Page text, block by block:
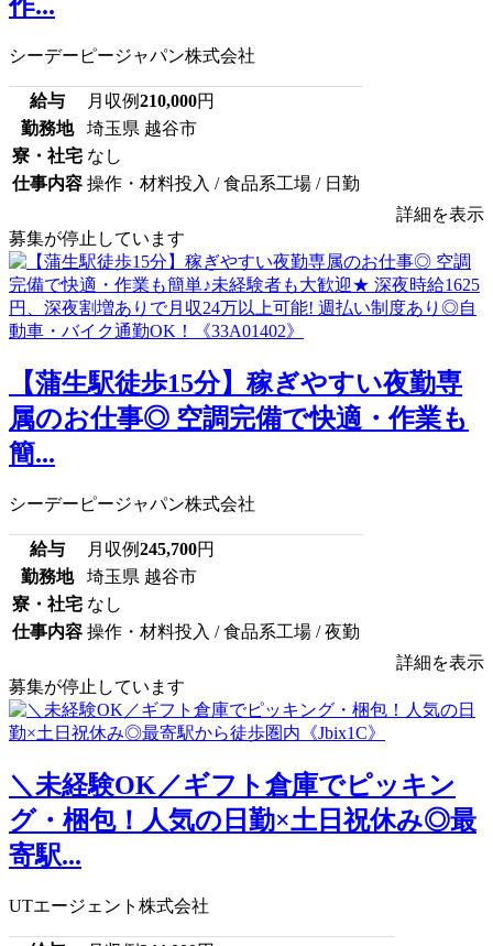
作...
シーデーピージャパン株式会社
給与 月収例210,000円
勤務地
埼玉県 越谷市
寮・社宅 なし
仕事内容 操作・材料投入 / 食品系工場 / 日勤
詳細を表示
募集が停止しています
【蒲生駅徒歩15分】稼ぎやすい夜勤専
属のお仕事◎ 空調完備で快適・作業も
簡...
シーデーピージャパン株式会社
給与 月収例245,700円
勤務地
埼玉県 越谷市
寮・社宅 なし
仕事内容 操作・材料投入 / 食品系工場 / 夜勤
詳細を表示
募集が停止しています
＼未経験OK／ギフト倉庫でピッキン
グ・梱包！人気の日勤×土日祝休み◎最
寄駅...
UTエージェント株式会社